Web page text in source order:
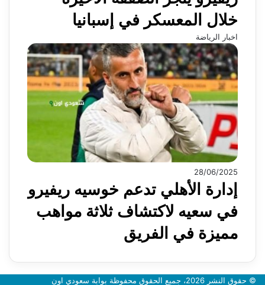
خلال المعسكر في إسبانيا
اخبار الرياضة
28/06/2025
إدارة الأهلي تدعم خوسيه ريفيرو
في سعيه لاكتشاف ثلاثة مواهب
مميزة في الفريق
© حقوق النشر 2026، جميع الحقوق محفوظة بوابة سعودي اون